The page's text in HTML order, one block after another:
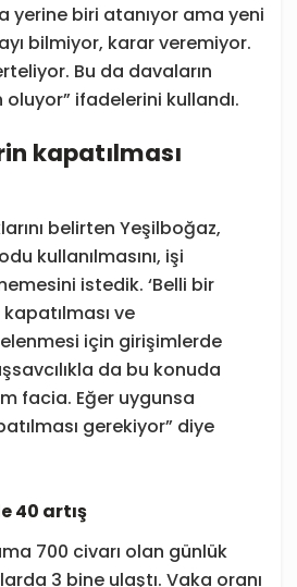
yerine biri atanıyor ama yeni
bilmiyor, karar veremiyor.
Bu da davaların
ifadelerini kullandı.
kapatılması
belirten Yeşilboğaz,
kullanılmasını, işi
istedik. ‘Belli bir
ve
için girişimlerde
da bu konuda
facia. Eğer uygunsa
gerekiyor” diye
40 artış
700 civarı olan günlük
3 bine ulaştı. Vaka oranı